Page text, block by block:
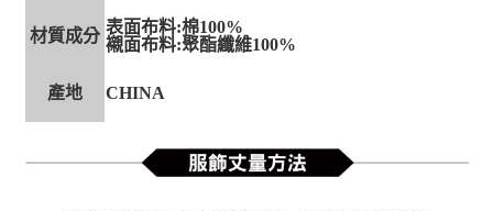
材質成分 表面布料:棉100%
襯面布料:聚酯纖維100%
產地 CHINA